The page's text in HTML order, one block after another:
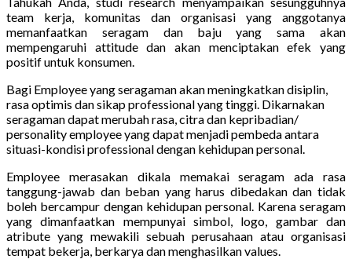
team kerja, komunitas dan organisasi yang anggotanya
memanfaatkan seragam dan baju yang sama akan
mempengaruhi attitude dan akan menciptakan efek yang
positif untuk konsumen.
Bagi Employee yang seragaman akan meningkatkan disiplin,
rasa optimis dan sikap professional yang tinggi. Dikarnakan
seragaman dapat merubah rasa, citra dan kepribadian/
personality employee yang dapat menjadi pembeda antara
situasi-kondisi professional dengan kehidupan personal.
Employee merasakan dikala memakai seragam ada rasa
tanggung-jawab dan beban yang harus dibedakan dan tidak
boleh bercampur dengan kehidupan personal. Karena seragam
yang dimanfaatkan mempunyai simbol, logo, gambar dan
atribute yang mewakili sebuah perusahaan atau organisasi
tempat bekerja, berkarya dan menghasilkan values.